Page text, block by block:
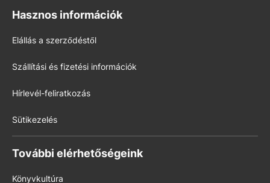
Hasznos információk
Elállás a szerződéstől
Szállítási és fizetési információk
Hírlevél-feliratkozás
Sütikezelés
További elérhetőségeink
Könyvkultúra